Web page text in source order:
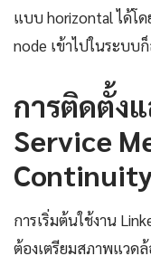
แบบ horizontal ได้โ
node เข้าไปในระบบ
การติดตั้ง
Service
การเริ่มต้นใช้งาน
ต้องเตรียมสภาพแวด